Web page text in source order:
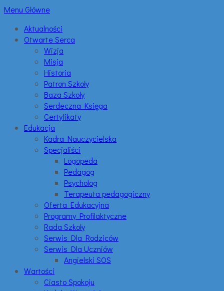
Menu Główne
Aktualności
Otwarte Serca
Wizja
Misja
Historia
Patron Szkoły
Baza Szkoły
Serdeczna Księga
Certyfikaty
Edukacja
Kadra Nauczycielska
Specjaliści
Logopeda
Pedagog
Psycholog
Terapeuta pedagogiczny
Oferta Edukacyjna
Programy Profilaktyczne
Rada Szkoły
Serwis Dla Rodziców
Serwis Dla Uczniów
Angielski SOS
Wartości
Ciasto Spokoju